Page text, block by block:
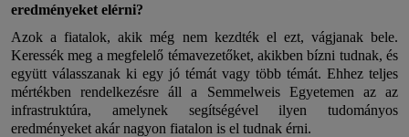
eredményeket elérni?
Azok a fiatalok, akik még nem kezdték el ezt, vágjanak bele.
Keressék meg a megfelelő témavezetőket, akikben bízni tudnak, és
együtt válasszanak ki egy jó témát vagy több témát. Ehhez teljes
mértékben rendelkezésre áll a Semmelweis Egyetemen az az
infrastruktúra, amelynek segítségével ilyen tudományos
eredményeket akár nagyon fiatalon is el tudnak érni.